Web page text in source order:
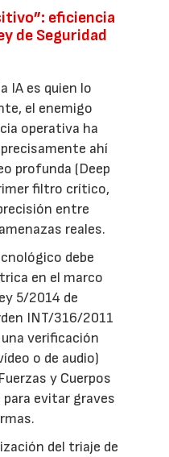
eficiencia
de Seguridad
IA es quien lo
el enemigo
operativa ha
ahí
profunda (Deep
filtro crítico,
entre
reales.
debe
en el marco
5/2014 de
INT/316/2011
verificación
o de audio)
y Cuerpos
para evitar graves
del triaje de